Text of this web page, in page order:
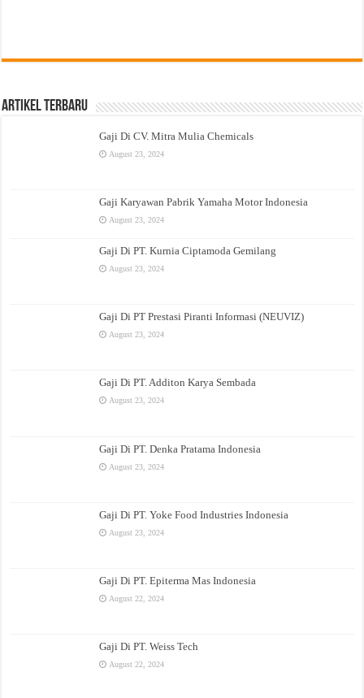
Artikel Terbaru
Gaji Di CV. Mitra Mulia Chemicals
August 23, 2024
Gaji Karyawan Pabrik Yamaha Motor Indonesia
August 23, 2024
Gaji Di PT. Kurnia Ciptamoda Gemilang
August 23, 2024
Gaji Di PT Prestasi Piranti Informasi (NEUVIZ)
August 23, 2024
Gaji Di PT. Additon Karya Sembada
August 23, 2024
Gaji Di PT. Denka Pratama Indonesia
August 23, 2024
Gaji Di PT. Yoke Food Industries Indonesia
August 23, 2024
Gaji Di PT. Epiterma Mas Indonesia
August 22, 2024
Gaji Di PT. Weiss Tech
August 22, 2024